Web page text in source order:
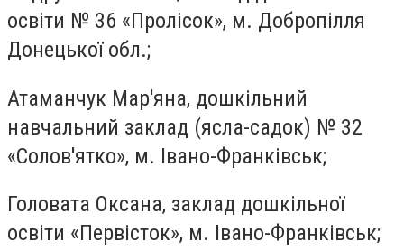
освіти № 36 «Пролісок», м. Добропілля
Донецької обл.;
Атаманчук Мар'яна, дошкільний
навчальний заклад (ясла-садок) № 32
«Солов'ятко», м. Івано-Франківськ;
Головата Оксана, заклад дошкільної
освіти «Первісток», м. Івано-Франківськ;